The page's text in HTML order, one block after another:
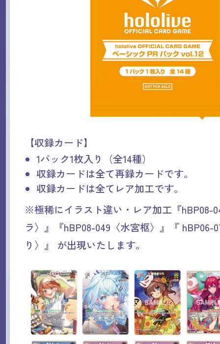
【収録カード】
1パック1枚入り（全14種）
収録カードは全て再録カードです。
収録カードは全てレア加工です。
※極稀にイラスト違い・レア加工『hBP08-
ラ〉』『hBP08-049〈水宮枢〉』『 hBP06-
り〉』 が出現いたします。